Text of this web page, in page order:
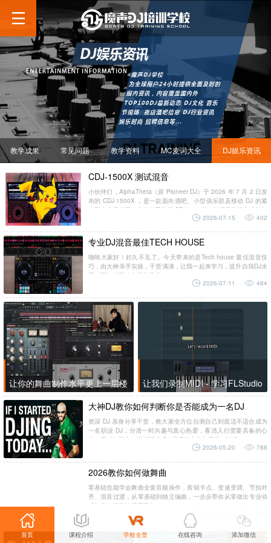
教学成果 常见问题 教学资料 MC麦词大全 DJ娱乐资讯
CDJ-1500X 测试混音
小伙伴们，AlphaTheta（原 Pioneer DJ）于 2026 年 7 月 2 日发
布的 CDJ-1500X ，是一款面向酒吧、小型俱乐部及移动 DJ 的紧
凑型专业播放器，定位低于旗舰 CDJ-3000X，但保留了核心功能与
2026-07-15 402
专业DJ混音最佳TECH HOUSE
嗨咯大家好！好久不见了。今天带来的是Tech house 最佳混音技
巧，由大神亲手实操，干货满满，让我一起来学习，提升自我DJ水
平，更好的面对市场的需求。...
2026-07-11
484
让你的舞曲制作水平更上一层楼
让我们录制MIDI - 学习FLStudio
大神DJ教你如何判断你是否能成为一名DJ
资深 DJ 亲身分享干货，教大家全方位自测自己到底适不适合成为
一名职业 DJ，分清一时兴趣与真心热爱，看清入行需要具备的心
态、天赋与耐力，了解职业 DJ 背后的辛苦与日常，认清...
2026-05-20
788
2026教你如何做舞曲
零基础也能学会舞曲全套音频操作，剪辑卡点、变速变调、节拍对
齐、混音过渡，从零基础到独立编曲，一步步带你从零做出专业动
感舞曲，想学的赶紧跟上！...
首页 课程介绍 学校全景 在线咨询 添加微信